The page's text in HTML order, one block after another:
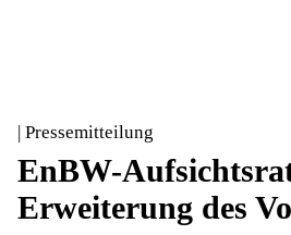
| Pressemitteilung
EnBW-
Erweiterung des